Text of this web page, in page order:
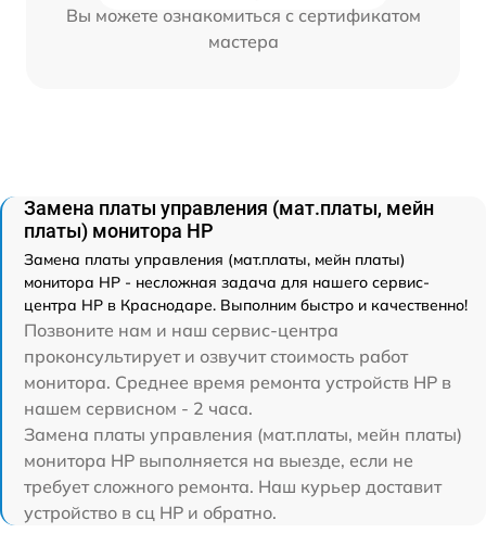
Вы можете ознакомиться с сертификатом
мастера
Замена платы управления (мат.платы, мейн
платы) монитора HP
Замена платы управления (мат.платы, мейн платы)
монитора HP - несложная задача для нашего сервис-
центра HP в Краснодаре. Выполним быстро и качественно!
Позвоните нам и наш сервис-центра
проконсультирует и озвучит стоимость работ
монитора. Среднее время ремонта устройств HP в
нашем сервисном - 2 часа.
Замена платы управления (мат.платы, мейн платы)
монитора HP выполняется на выезде, если не
требует сложного ремонта. Наш курьер доставит
устройство в сц HP и обратно.